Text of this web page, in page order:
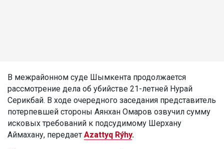
В межрайонном суде Шымкента продолжается
рассмотрение дела об убийстве 21-летней Нурай
Серикбай. В ходе очередного заседания представитель
потерпевшей стороны Аянхан Омаров озвучил сумму
исковых требований к подсудимому Шерхану
Аймахану, передает Azattyq Rýhy.